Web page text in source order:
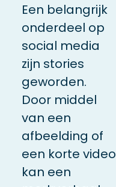
Een belangrijk
onderdeel op
social media
zijn stories
geworden.
Door middel
van een
afbeelding of
een korte video
kan een